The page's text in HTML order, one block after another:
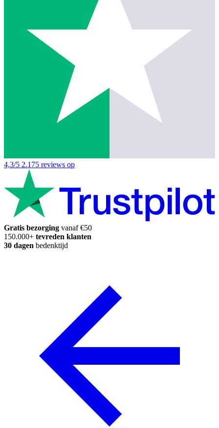
4,3/5 2.175 reviews op
Gratis bezorging vanaf €50
150.000+ tevreden klanten
30 dagen bedenktijd